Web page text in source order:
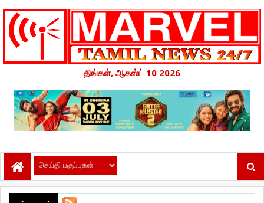
திங்கள், ஆகஸ்ட் 10 2026